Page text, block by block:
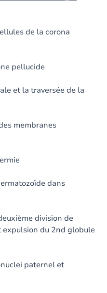
de la corona
pellucide
et la traversée de la
membranes
dans
division de
expulsion du 2nd globule
paternel et